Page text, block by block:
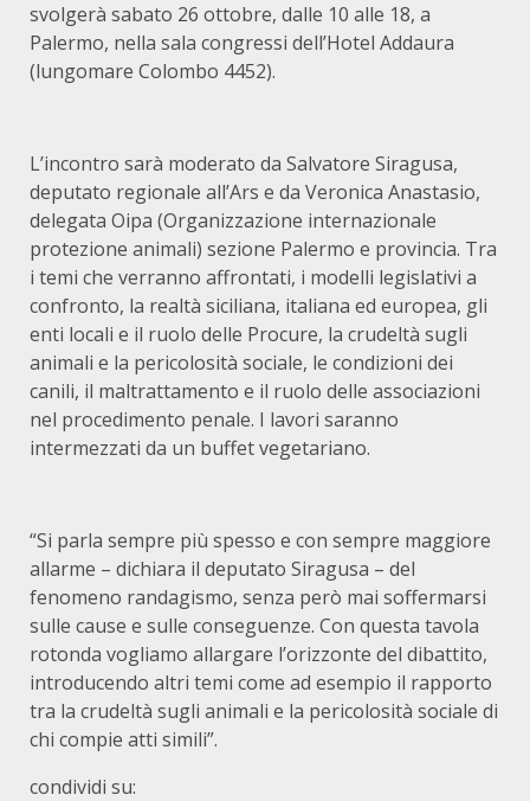
svolgerà sabato 26 ottobre, dalle 10 alle 18, a
Palermo, nella sala congressi dell’Hotel Addaura
(lungomare Colombo 4452).
L’incontro sarà moderato da Salvatore Siragusa,
deputato regionale all’Ars e da Veronica Anastasio,
delegata Oipa (Organizzazione internazionale
protezione animali) sezione Palermo e provincia. Tra
i temi che verranno affrontati, i modelli legislativi a
confronto, la realtà siciliana, italiana ed europea, gli
enti locali e il ruolo delle Procure, la crudeltà sugli
animali e la pericolosità sociale, le condizioni dei
canili, il maltrattamento e il ruolo delle associazioni
nel procedimento penale. I lavori saranno
intermezzati da un buffet vegetariano.
“Si parla sempre più spesso e con sempre maggiore
allarme – dichiara il deputato Siragusa – del
fenomeno randagismo, senza però mai soffermarsi
sulle cause e sulle conseguenze. Con questa tavola
rotonda vogliamo allargare l’orizzonte del dibattito,
introducendo altri temi come ad esempio il rapporto
tra la crudeltà sugli animali e la pericolosità sociale di
chi compie atti simili”.
condividi su: